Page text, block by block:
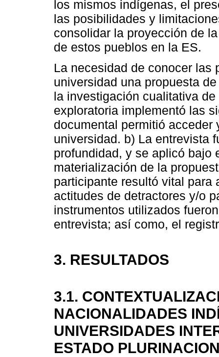
los mismos indígenas, el
las posibilidades y
consolidar la proyección de
de estos pueblos en la ES.
La necesidad de conocer las
universidad una propuesta
la investigación cualitativa
exploratoria implementó las
documental permitió
universidad. b) La entrevista
profundidad, y se aplicó bajo
materialización de la
participante resultó vital
actitudes de detractores y/o
instrumentos utilizados
entrevista; así como, el
3. RESULTADOS
3.1.
NACIONALIDADES
UNIVERSIDADES
ESTADO